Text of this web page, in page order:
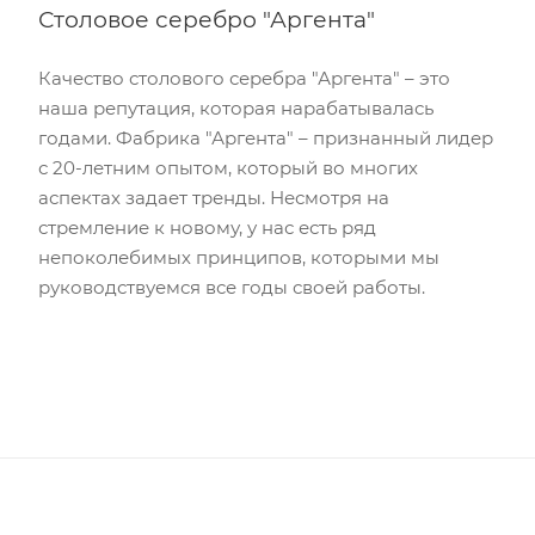
Столовое серебро "Аргента"
Качество столового серебра "Аргента" – это
наша репутация, которая нарабатывалась
годами. Фабрика "Аргента" – признанный лидер
с 20-летним опытом, который во многих
аспектах задает тренды. Несмотря на
стремление к новому, у нас есть ряд
непоколебимых принципов, которыми мы
руководствуемся все годы своей работы.